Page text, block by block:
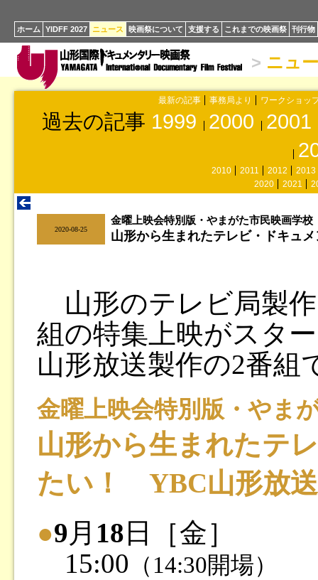
ホーム YIDFF 2027 ニュース 映画祭について 支援する これまでの映画祭 刊行物
> ニュ
最新の記事 事務局より ワークショッ
過去の記事 1999 2000 2001
2010 2011 2012
2013
2020
2021
2020-08-25
金曜上映会特別版・やまがた市民映画学校
山形から生まれたテレビ・ドキュ
山形のテレビ局製
組の特集上映がスタ
山形放送製作の2番組
金曜上映会特別版・やま
山形から生まれたテ
たい！ YBC山形放
●9 月 18 日［金］
15:00 （14:30開場）